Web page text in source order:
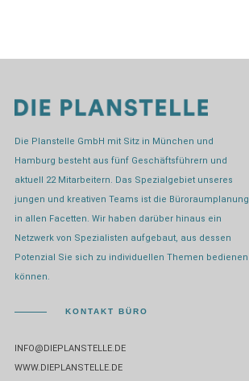
Die Planstelle GmbH mit Sitz in München und
Hamburg besteht aus fünf Geschäftsführern und
aktuell 22 Mitarbeitern. Das Spezialgebiet unseres
jungen und kreativen Teams ist die Büroraumplanung
in allen Facetten. Wir haben darüber hinaus ein
Netzwerk von Spezialisten aufgebaut, aus dessen
Potenzial Sie sich zu individuellen Themen bedienen
können.
KONTAKT BÜRO
INFO@DIEPLANSTELLE.DE
WWW.DIEPLANSTELLE.DE